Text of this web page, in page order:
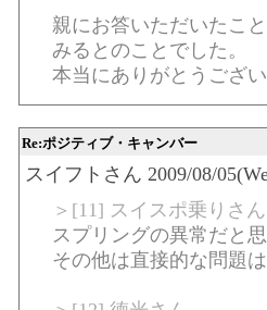
親にお答いただいたこ
みるとのことでした。
本当にありがとうござ
Re:ポジティブ・キャンバー
スイフトさん 2009/08/
＞[11] スイスポ乗りさん
スプリングの異常だと
その他は直接的な問題